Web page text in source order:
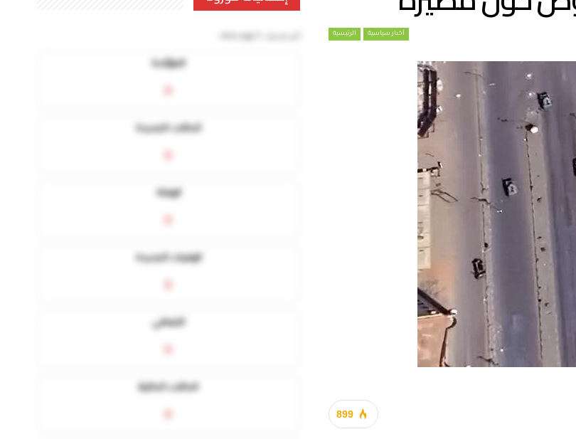
أخبار سياسية الرئيسية
899
التعافي